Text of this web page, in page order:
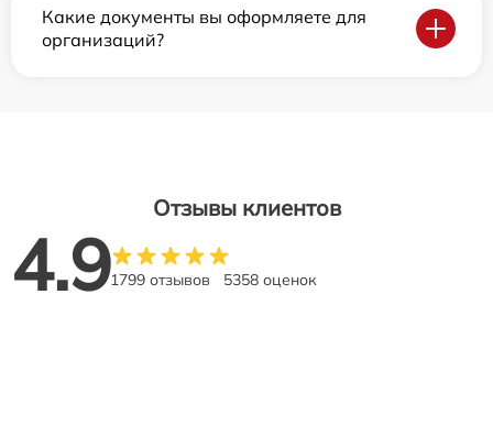
Какие документы вы оформляете для
организаций?
Отзывы клиентов
4.91799 отзывов 5358 оценок